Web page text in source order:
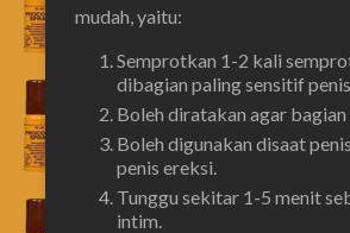
mudah, yaitu:
Semprotkan 1-2 kali
dibagian paling sensitif
Boleh diratakan agar
Boleh digunakan disaat
penis ereksi.
Tunggu sekitar 1-5 menit
intim.